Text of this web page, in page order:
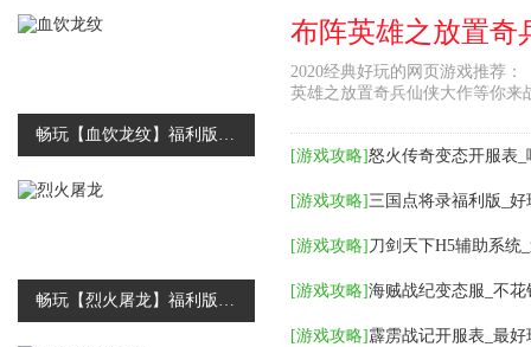
畅玩【血饮龙纹】福利版，免费福利送不停
畅玩【烈火屠龙】福利版，免费福利送不停
2020经典好玩的网页游戏推荐
英雄之放置奇兵仙侠大作等你来
[游戏攻略]怒火传奇变态开服表
[游戏攻略]三国点将录福利版_
[游戏攻略] 刀剑天下H5辅助系统
[游戏攻略]海贼战纪变态服_不
[游戏攻略] 霹雳战记开服表_最